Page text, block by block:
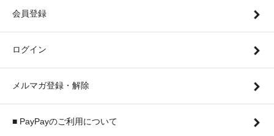
会員登録
ログイン
メルマガ登録・解除
■ PayPayのご利用について